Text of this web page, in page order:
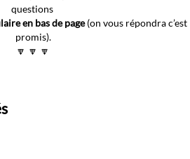
questions
en bas de page(on vous répondra c’est
promis).
🔽 🔽 🔽